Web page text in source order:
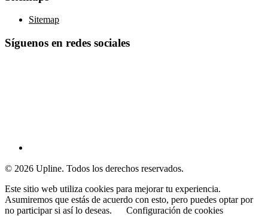
Sitemap
Síguenos en redes sociales
© 2026 Upline. Todos los derechos reservados.
Este sitio web utiliza cookies para mejorar tu experiencia.
Asumiremos que estás de acuerdo con esto, pero puedes optar por
no participar si así lo deseas.
Configuración de cookies